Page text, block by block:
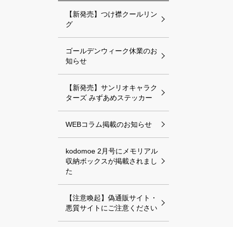
【新発売】つけ襟クールリン
グ
ゴールデンウィーク休業のお
知らせ
【新発売】サンリオキャラク
ターズ みずあめステッカー
WEBコラム掲載のお知らせ
kodomoe 2月号にメモリアル
収納ボックスが掲載されまし
た
【注意喚起】偽通販サイト・
悪質サイトにご注意ください